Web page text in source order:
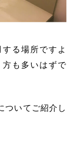
る場所ですよ
も多いはずで
ついてご紹介し